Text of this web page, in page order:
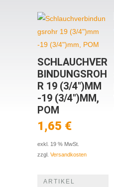
SCHLAUCHVER
BINDUNGSROH
R 19 (3/4″)MM
-19 (3/4″)MM,
POM
1,65 €
exkl. 19 % MwSt.
zzgl. Versandkosten
ARTIKEL